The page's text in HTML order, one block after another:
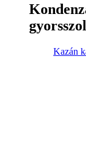
Kazán